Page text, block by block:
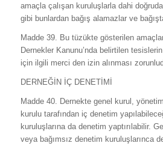
amaçla çalışan kuruluşlarla dahi
gibi bunlardan bağış alamazlar ve
Madde 39. Bu tüzükte gösterilen
Dernekler Kanunu’nda belirtilen
için ilgili merci den izin alınması
DERNEĞİN İÇ DENETİMİ
Madde 40. Dernekte genel kurul,
kurulu tarafından iç denetim
kuruluşlarına da denetim yaptırılabilir.
veya bağımsız denetim kuruluşlarınca